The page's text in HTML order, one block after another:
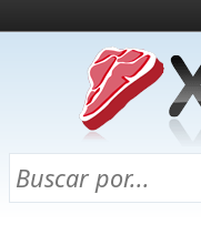
¿Qué es esto?
Directorio
Chuletas para exámenes